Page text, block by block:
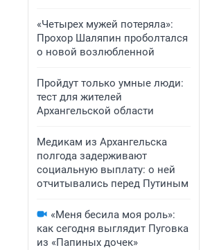
«Четырех мужей потеряла»:
Прохор Шаляпин проболтался
о новой возлюбленной
Пройдут только умные люди:
тест для жителей
Архангельской области
Медикам из Архангельска
полгода задерживают
социальную выплату: о ней
отчитывались перед Путиным
«Меня бесила моя роль»:
как сегодня выглядит Пуговка
из «Папиных дочек»